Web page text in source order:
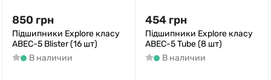
850 грн
Підшипники Explore класу
АВЕС-5 Blister (16 шт)
В наличии
454 грн
Підшипники Explore класу
АВЕС-5 Tube (8 шт)
В наличии